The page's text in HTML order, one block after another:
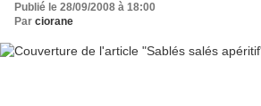
Publié le 28/09/2008 à 18:00
Par ciorane